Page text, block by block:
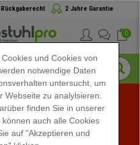
Rückgaberecht 2 Jahre Garantie
0
buerostuhlpro! Exklusive
- Aktion ansehen -
und Cookies von
notwendige Daten
untersucht, um
Webseite zu analylsieren.
finden Sie in unserer
können auch alle Cookies
auf "Akzeptieren und